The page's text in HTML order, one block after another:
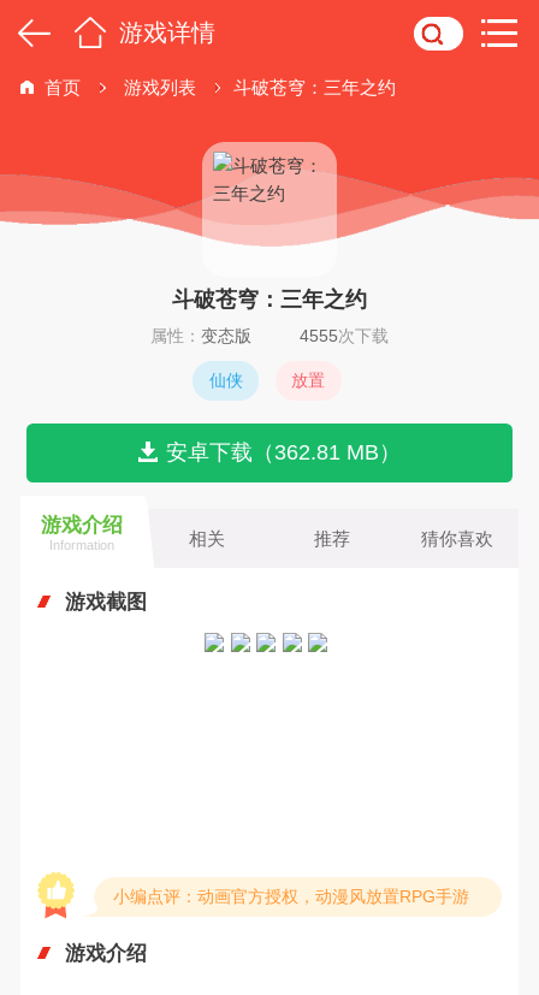
游戏详情
首页 游戏列表 斗破苍穹：三年之约
斗破苍穹：三年之约
属性： 变态版 4555次下载
仙侠 放置
安卓下载（362.81 MB）
游戏介绍
Information 相关 推荐 猜你喜欢
游戏截图
小编点评：动画官方授权，动漫风放置RPG手游
游戏介绍